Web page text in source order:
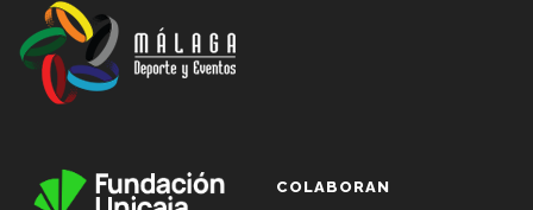
COLABORAN